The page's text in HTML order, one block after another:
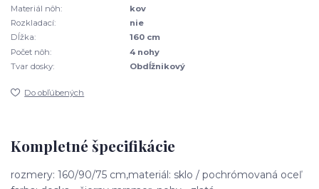
Materiál nôh:
kov
Rozkladací:
nie
Dĺžka:
160 cm
Počet nôh:
4 nohy
Tvar dosky:
Obdĺžnikový
Do obľúbených
Kompletné špecifikácie
rozmery: 160/90/75 cm,materiál: sklo / pochrómovaná oceľ